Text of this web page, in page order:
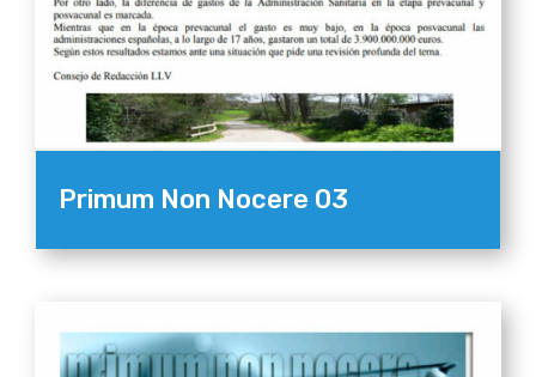
Primum Non Nocere 03